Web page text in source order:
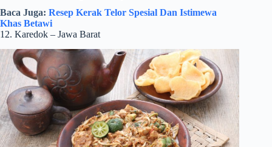
Baca Juga: Resep Kerak Telor Spesial Dan Istimewa
Khas Betawi
12. Karedok – Jawa Barat